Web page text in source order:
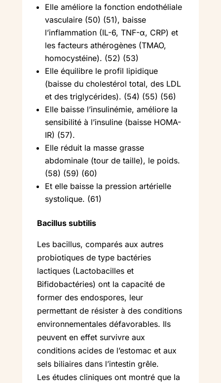
Elle améliore la fonction endothéliale
vasculaire (50) (51), baisse
l’inflammation (IL-6, TNF-α, CRP) et
les facteurs athérogènes (TMAO,
homocystéine). (52) (53)
Elle équilibre le profil lipidique
(baisse du cholestérol total, des LDL
et des triglycérides). (54) (55) (56)
Elle baisse l’insulinémie, améliore la
sensibilité à l’insuline (baisse HOMA-
IR) (57).
Elle réduit la masse grasse
abdominale (tour de taille), le poids.
(58) (59) (60)
Et elle baisse la pression artérielle
systolique. (61)
Bacillus subtilis
Les bacillus, comparés aux autres
probiotiques de type bactéries
lactiques (Lactobacilles et
Bifidobactéries) ont la capacité de
former des endospores, leur
permettant de résister à des conditions
environnementales défavorables. Ils
peuvent en effet survivre aux
conditions acides de l’estomac et aux
sels biliaires dans l’intestin grêle.
Les études cliniques ont montré que la